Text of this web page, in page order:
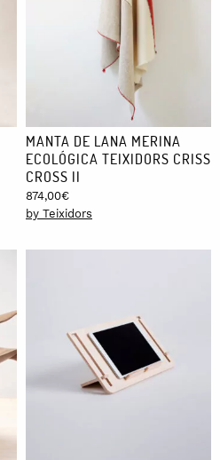
MANTA DE LANA MERINA
ECOLÓGICA TEIXIDORS CRISS
CROSS II
874,00€
by Teixidors